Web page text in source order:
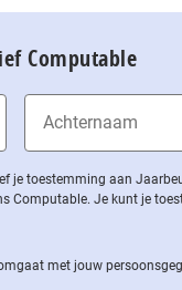
Computable
je toestemming aan
Computable. Je kunt je
met jouw